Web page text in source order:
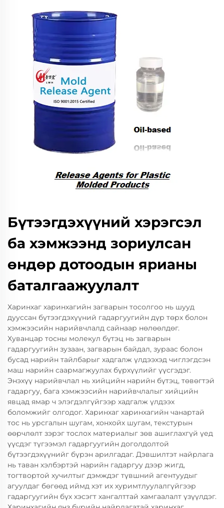
Бүтээгдэхүүний хэрэгсэл
ба хэмжээнд зориулсан
өндөр дотоодын ярианы
баталгаажуулалт
Харинхаг харинхагийн загварын тосолгоо нь шууд
дууссан бүтээгдэхүүний гадаргуугийн дүр төрх болон
хэмжээсийн нарийвчлалд сайнаар нөлөөлдөг.
Хуванцар тосны молекул бүтэц нь загварын
гадаргуугийн зузаан, загварын байдал, зураас болон
бусад нарийн тайлбарыг хадгалж үлдээхэд чиглэгдсэн
маш нарийн саармагжуулах бүрхүүлийг үүсгэдэг.
Энэхүү нарийвчлал нь хийцийн нарийн бүтэц, төвөгтэй
гадаргуу, бага хэмжээсийн нарийвчлалыг хийцийн
явцад ямар ч элэгдэлгүйгээр хадгалж үлдээх
боломжийг олгодог. Харинхаг харинхагийн чанартай
тос нь урсгалын шугам, хонхойх шугам, текстурын
өөрчлөлт зэрэг тослох материалыг зөв ашиглахгүй үед
үүсдэг түгээмэл гадаргуугийн доголдолтой
бүтээгдэхүүнийг бүрэн арилгадаг. Дэвшилтэт найрлага
нь таван хэлбэртэй нарийн гадаргуу дээр жигд,
тогтвортой хучилтыг дэмждэг түвшний агентуудыг
агуулдаг бөгөөд иймд хэт их хуримтлуулалгүйгээр
гадаргуугийн бүх хэсэгт хангалттай хамгаалалт үзүүлдэг.